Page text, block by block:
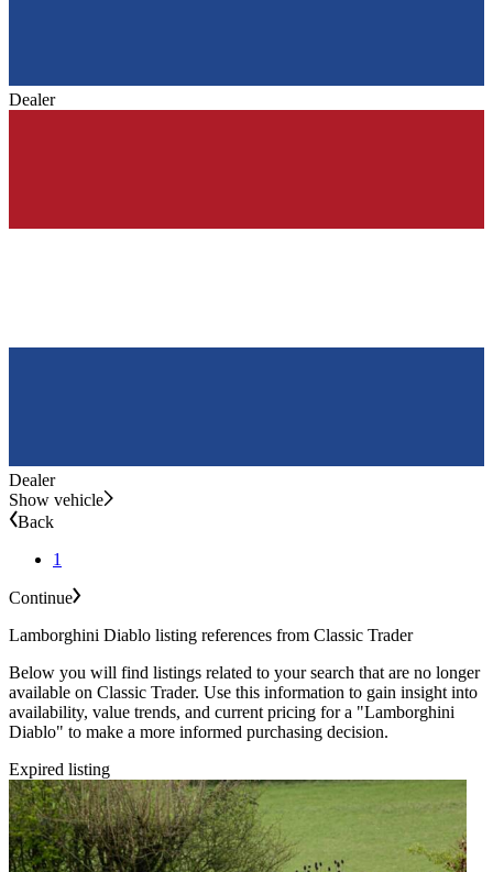
Dealer
Dealer
Show vehicle
Back
1
Continue
Lamborghini Diablo listing references from Classic Trader
Below you will find listings related to your search that are no longer
available on Classic Trader. Use this information to gain insight into
availability, value trends, and current pricing for a "Lamborghini
Diablo" to make a more informed purchasing decision.
Expired listing